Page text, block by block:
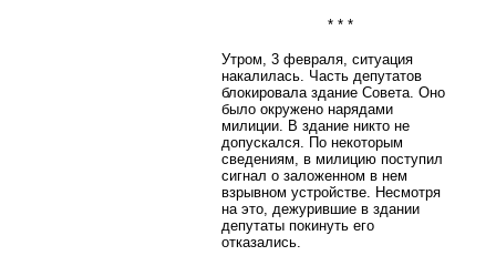
* * *
Утром, 3 февраля, ситуация
накалилась. Часть депутатов
блокировала здание Совета. Оно
было окружено нарядами
милиции. В здание никто не
допускался. По некоторым
сведениям, в милицию поступил
сигнал о заложенном в нем
взрывном устройстве. Несмотря
на это, дежурившие в здании
депутаты покинуть его
отказались.